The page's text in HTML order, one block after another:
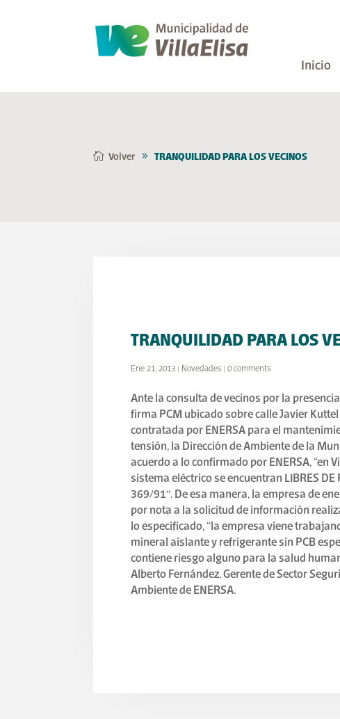
Inicio
Volver TRANQUILIDAD PARA LOS VECINOS
TRANQUILIDAD PARA LOS
Ene 21, 2013 | Novedades |0 comments
Ante la consulta de vecinos por la
firma PCM ubicado sobre calle Javier
contratada por ENERSA para el
tensión, la Dirección de Ambiente de la
acuerdo a lo confirmado por ENERSA, “en
sistema eléctrico se encuentran LIBRES
369/91”. De esa manera, la empresa de
por nota a la solicitud de información
lo especificado, “la empresa viene
mineral aislante y refrigerante sin PCB
contiene riesgo alguno para la salud
Alberto Fernández, Gerente de Sector
Ambiente de ENERSA.